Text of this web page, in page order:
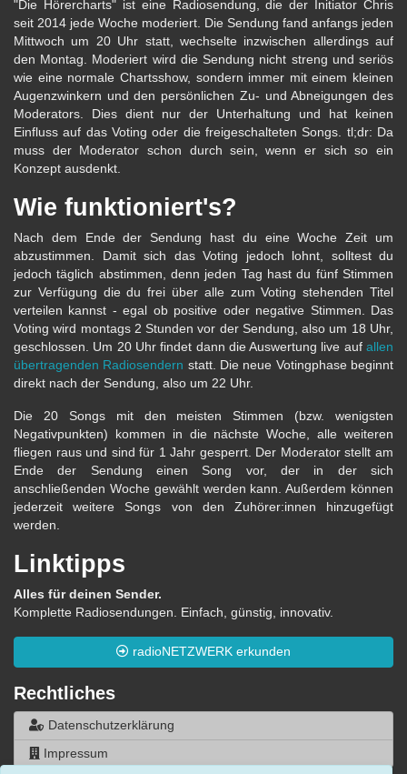
"Die Hörercharts" ist eine Radiosendung, die der Initiator Chris
seit 2014 jede Woche moderiert. Die Sendung fand anfangs jeden
Mittwoch um 20 Uhr statt, wechselte inzwischen allerdings auf
den Montag. Moderiert wird die Sendung nicht streng und seriös
wie eine normale Chartsshow, sondern immer mit einem kleinen
Augenzwinkern und den persönlichen Zu- und Abneigungen des
Moderators. Dies dient nur der Unterhaltung und hat keinen
Einfluss auf das Voting oder die freigeschalteten Songs. tl;dr: Da
muss der Moderator schon durch sein, wenn er sich so ein
Konzept ausdenkt.
Wie funktioniert's?
Nach dem Ende der Sendung hast du eine Woche Zeit um
abzustimmen. Damit sich das Voting jedoch lohnt, solltest du
jedoch täglich abstimmen, denn jeden Tag hast du fünf Stimmen
zur Verfügung die du frei über alle zum Voting stehenden Titel
verteilen kannst - egal ob positive oder negative Stimmen. Das
Voting wird montags 2 Stunden vor der Sendung, also um 18 Uhr,
geschlossen. Um 20 Uhr findet dann die Auswertung live auf allen
übertragenden Radiosendern statt. Die neue Votingphase beginnt
direkt nach der Sendung, also um 22 Uhr.
Die 20 Songs mit den meisten Stimmen (bzw. wenigsten
Negativpunkten) kommen in die nächste Woche, alle weiteren
fliegen raus und sind für 1 Jahr gesperrt. Der Moderator stellt am
Ende der Sendung einen Song vor, der in der sich
anschließenden Woche gewählt werden kann. Außerdem können
jederzeit weitere Songs von den Zuhörer:innen hinzugefügt
werden.
Linktipps
Alles für deinen Sender.
Komplette Radiosendungen. Einfach, günstig, innovativ.
radioNETZWERK erkunden
Rechtliches
Datenschutzerklärung
Impressum